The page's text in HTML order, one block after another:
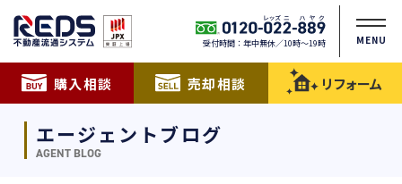
受付時間：年中無休／10時〜19時 MENU
購入相談 売却相談 リフォーム
エージェントブログ
AGENT BLOG